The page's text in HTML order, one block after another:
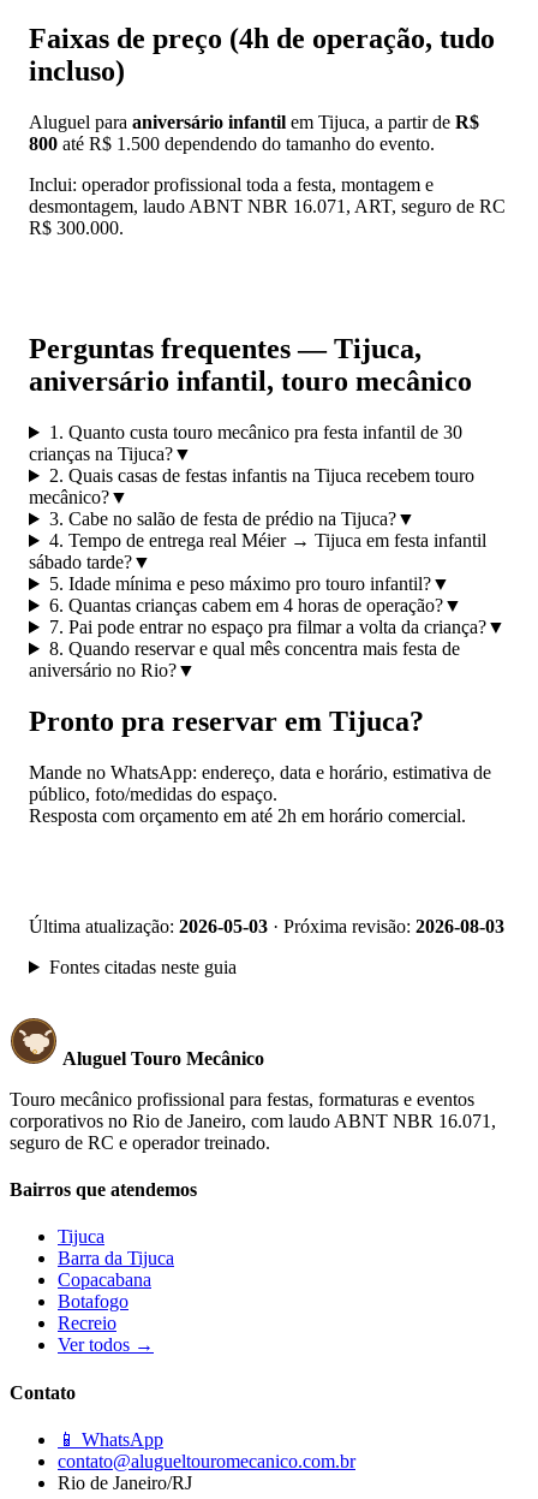
Faixas de preço (4h de operação, tudo
incluso)
Aluguel para aniversário infantil em Tijuca, a partir de R$
800 até R$ 1.500 dependendo do tamanho do evento.
Inclui: operador profissional toda a festa, montagem e
desmontagem, laudo ABNT NBR 16.071, ART, seguro de RC
R$ 300.000.
Perguntas frequentes — Tijuca,
aniversário infantil, touro mecânico
1. Quanto custa touro mecânico pra festa infantil de 30
crianças na Tijuca?▼
2. Quais casas de festas infantis na Tijuca recebem touro
mecânico?▼
3. Cabe no salão de festa de prédio na Tijuca?▼
4. Tempo de entrega real Méier → Tijuca em festa infantil
sábado tarde?▼
5. Idade mínima e peso máximo pro touro infantil?▼
6. Quantas crianças cabem em 4 horas de operação?▼
7. Pai pode entrar no espaço pra filmar a volta da criança?▼
8. Quando reservar e qual mês concentra mais festa de
aniversário no Rio?▼
Pronto pra reservar em Tijuca?
Mande no WhatsApp: endereço, data e horário, estimativa de
público, foto/medidas do espaço.
Resposta com orçamento em até 2h em horário comercial.
Última atualização: 2026-05-03 · Próxima revisão: 2026-08-03
Fontes citadas neste guia
Aluguel Touro Mecânico
Touro mecânico profissional para festas, formaturas e eventos
corporativos no Rio de Janeiro, com laudo ABNT NBR 16.071,
seguro de RC e operador treinado.
Bairros que atendemos
Tijuca
Barra da Tijuca
Copacabana
Botafogo
Recreio
Ver todos →
Contato
📱 WhatsApp
contato@alugueltouromecanico.com.br
Rio de Janeiro/RJ